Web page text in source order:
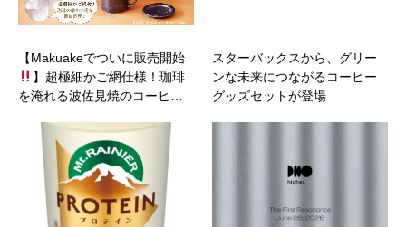
【Makuakeでついに販売開始
】超極細かご網仕様！珈琲
を淹れる波佐見焼のコーヒ…
スターバックスから、グリー
ンな未来につながるコーヒー
グッズセットが登場